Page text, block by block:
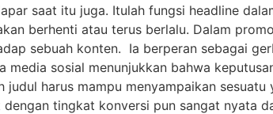
saat itu juga. Itulah fungsi headline
berhenti atau terus berlalu. Dalam
sebuah konten. Ia berperan sebagai
media sosial menunjukkan bahwa
judul harus mampu menyampaikan
tingkat konversi pun sangat nyata